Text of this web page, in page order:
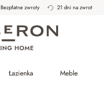
Bezpłatne zwroty 21 dni na zwrot
Łazienka Meble